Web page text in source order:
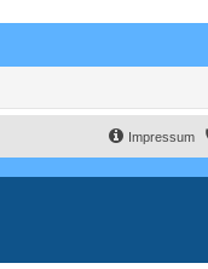
Impressum